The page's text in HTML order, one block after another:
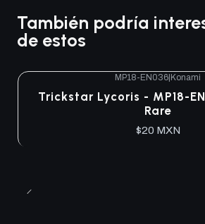
También podría
de estos
Agotado
MP18-EN036|Konami
Trickstar Lycoris - MP18-
Rare
$20 MXN